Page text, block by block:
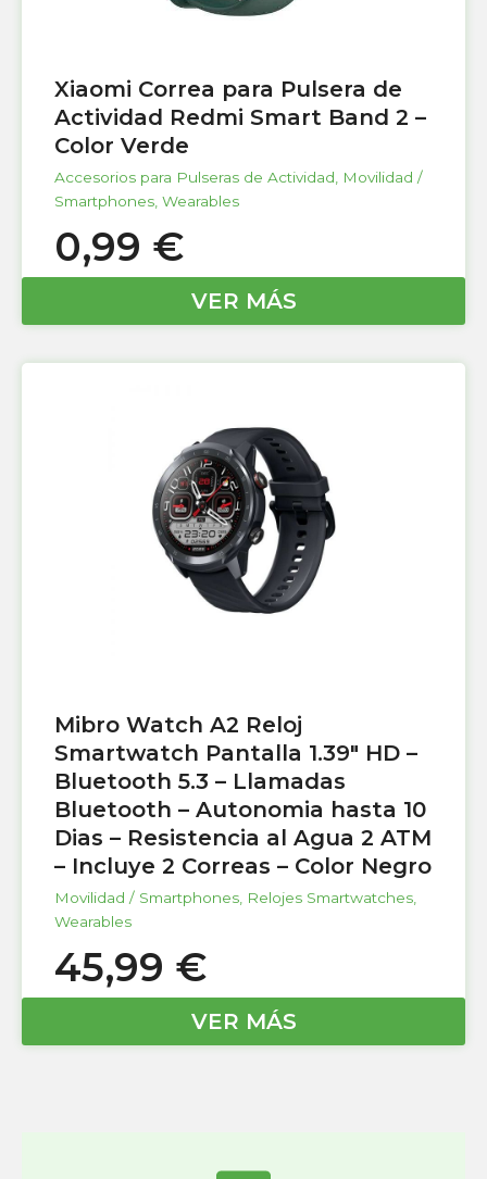
Xiaomi Correa para Pulsera de
Actividad Redmi Smart Band 2 –
Color Verde
Accesorios para Pulseras de Actividad
Movilidad /
Smartphones Wearables
0,99 €
VER MÁS
Mibro Watch A2 Reloj
Smartwatch Pantalla 1.39″ HD –
Bluetooth 5.3 – Llamadas
Bluetooth – Autonomia hasta 10
Dias – Resistencia al Agua 2 ATM
– Incluye 2 Correas – Color Negro
Movilidad / Smartphones Relojes Smartwatches
Wearables
45,99 €
VER MÁS